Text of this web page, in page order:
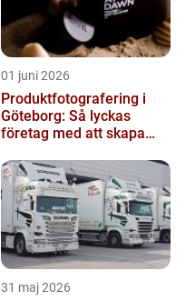
01 juni 2026
Produktfotografering i
Göteborg: Så lyckas
företag med att skapa
31 maj 2026